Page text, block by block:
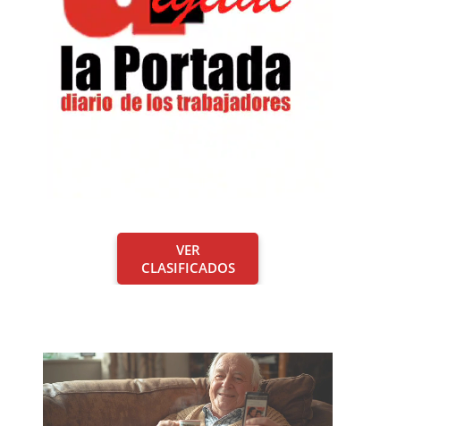
VER
CLASIFICADOS